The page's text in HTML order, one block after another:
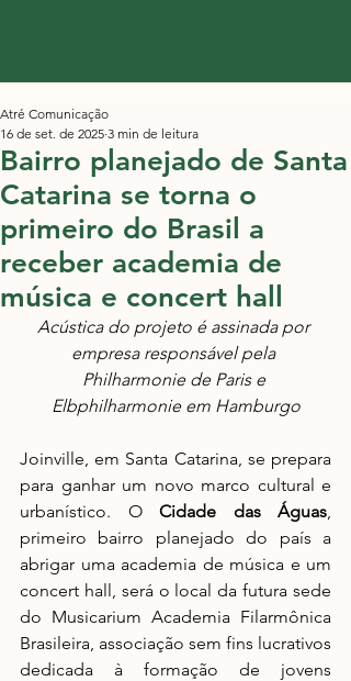
​Bairro planejado de Santa
Catarina se torna o
primeiro do Brasil a
receber academia de
música e concert hall
Atré Comunicação
16 de set. de 2025 3 min de leitura
Acústica do projeto é assinada por
empresa responsável pela
Philharmonie de Paris e
Elbphilharmonie em Hamburgo
Joinville, em Santa Catarina, se prepara
para ganhar um novo marco cultural e
urbanístico. O Cidade das Águas,
primeiro bairro planejado do país a
abrigar uma academia de música e um
concert hall, será o local da futura sede
do Musicarium Academia Filarmônica
Brasileira, associação sem fins lucrativos
dedicada à formação de jovens